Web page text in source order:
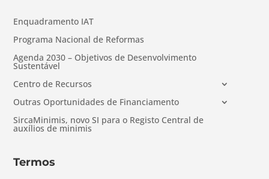
Enquadramento IAT
Programa Nacional de Reformas
Agenda 2030 – Objetivos de Desenvolvimento
Sustentável
Centro de Recursos
Outras Oportunidades de Financiamento
SircaMinimis, novo SI para o Registo Central de
auxílios de minimis
Termos